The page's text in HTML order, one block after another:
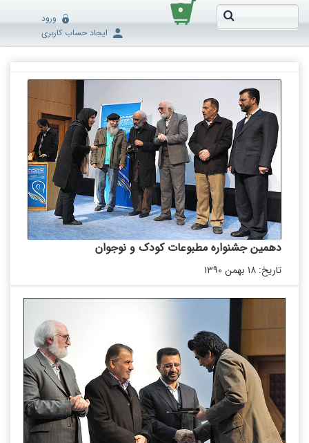
۰
ورود
ایجاد حساب کاربری
دهمین جشنواره مطبوعات کودک و نوجوان
تاریخ: ۱۸ بهمن ۱۳۹۰